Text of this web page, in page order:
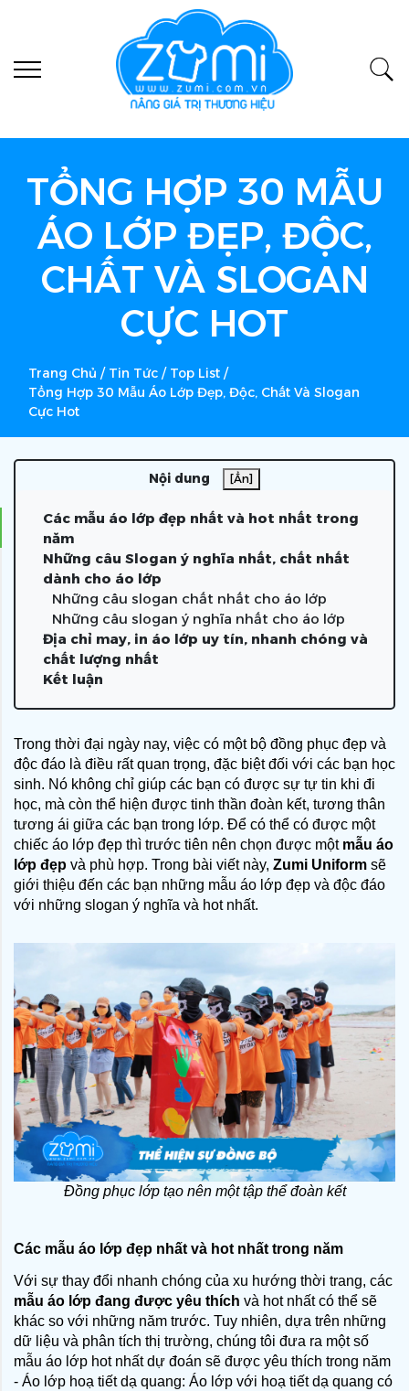
TỔNG HỢP 30 MẪU
ÁO LỚP ĐẸP, ĐỘC,
CHẤT VÀ SLOGAN
CỰC HOT
Trang Chủ / Tin Tức / Top List /
Tổng Hợp 30 Mẫu Áo Lớp Đẹp, Độc, Chất Và Slogan
Cực Hot
Nội dung [Ẩn]
Các mẫu áo lớp đẹp nhất và hot nhất trong
năm
Những câu Slogan ý nghĩa nhất, chất nhất
dành cho áo lớp
Những câu slogan chất nhất cho áo lớp
Những câu slogan ý nghĩa nhất cho áo lớp
Địa chỉ may, in áo lớp uy tín, nhanh chóng và
chất lượng nhất
Kết luận
Trong thời đại ngày nay, việc có một bộ đồng phục đẹp và
độc đáo là điều rất quan trọng, đặc biệt đối với các bạn học
sinh. Nó không chỉ giúp các bạn có được sự tự tin khi đi
học, mà còn thể hiện được tinh thần đoàn kết, tương thân
tương ái giữa các bạn trong lớp. Để có thể có được một
chiếc áo lớp đẹp thì trước tiên nên chọn được một mẫu áo
lớp đẹp và phù hợp. Trong bài viết này, Zumi Uniform sẽ
giới thiệu đến các bạn những mẫu áo lớp đẹp và độc đáo
với những slogan ý nghĩa và hot nhất.
Đồng phục lớp tạo nên một tập thể đoàn kết
Các mẫu áo lớp đẹp nhất và hot nhất trong năm
mẫu áo lớp đang được yêu thích và hot nhất có thể sẽ
khác so với những năm trước. Tuy nhiên, dựa trên những
dữ liệu và phân tích thị trường, chúng tôi đưa ra một số
mẫu áo lớp hot nhất dự đoán sẽ được yêu thích trong năm
- Áo lớp hoạ tiết dạ quang: Áo lớp với hoạ tiết dạ quang có